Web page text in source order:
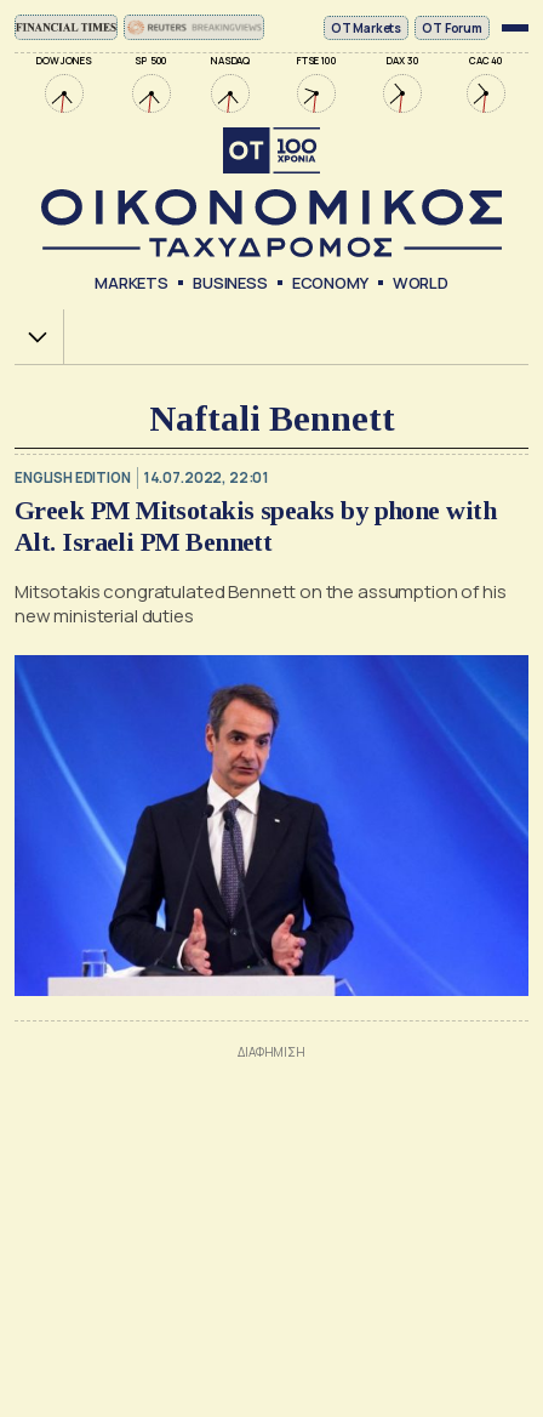
DOW JONES SP 500 NASDAQ FTSE 100 DAX 30 CAC 40
ΟΤ Markets OT Forum
MARKETS BUSINESS ECONOMY WORLD
Χ.Α.
Naftali Bennett
ENGLISH EDITION 14.07.2022, 22:01
Greek PM Mitsotakis speaks by phone with
Alt. Israeli PM Bennett
Mitsotakis congratulated Bennett on the assumption of his
new ministerial duties